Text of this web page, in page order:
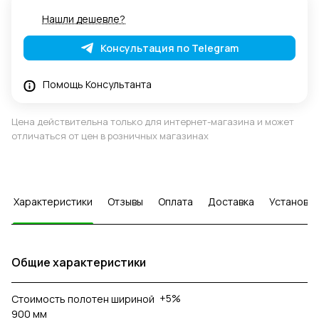
Нашли дешевле?
Консультация по Telegram
Помощь Консультанта
Цена действительна только для интернет-магазина и может
отличаться от цен в розничных магазинах
Характеристики Отзывы Оплата Доставка Установка
Общие характеристики
Стоимость полотен шириной
900 мм
+5%